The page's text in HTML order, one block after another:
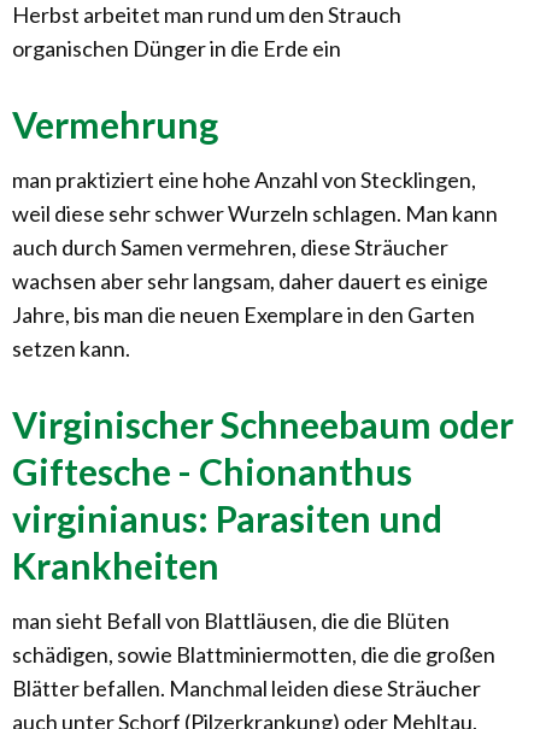
Herbst arbeitet man rund um den Strauch
organischen Dünger in die Erde ein
Vermehrung
man praktiziert eine hohe Anzahl von Stecklingen,
weil diese sehr schwer Wurzeln schlagen. Man kann
auch durch Samen vermehren, diese Sträucher
wachsen aber sehr langsam, daher dauert es einige
Jahre, bis man die neuen Exemplare in den Garten
setzen kann.
Virginischer Schneebaum oder
Giftesche - Chionanthus
virginianus: Parasiten und
Krankheiten
man sieht Befall von Blattläusen, die die Blüten
schädigen, sowie Blattminiermotten, die die großen
Blätter befallen. Manchmal leiden diese Sträucher
auch unter Schorf (Pilzerkrankung) oder Mehltau.